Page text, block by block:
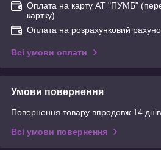
Оплата на карту АТ "ПУМБ"
картку)
Оплата на розрахунковий
Всі умови оплати
Умови повернення
Повернення товару впродовж 14
Всі умови повернення